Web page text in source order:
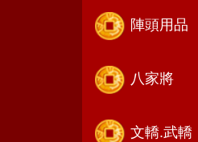
陣頭用品
八家將
文轎.武轎